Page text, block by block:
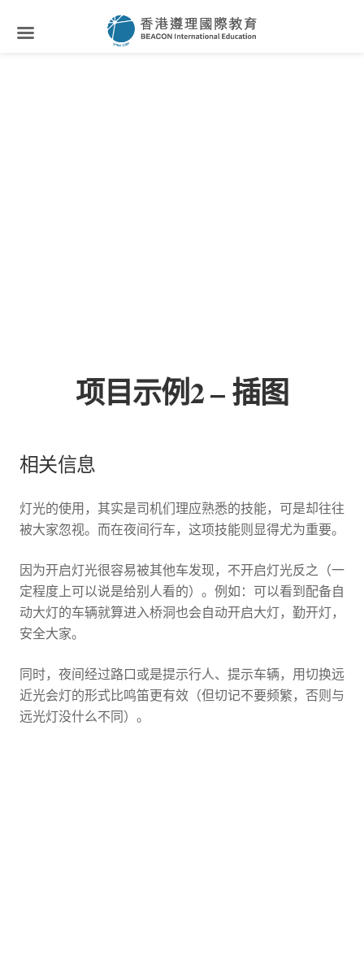
项目示例2 – 插图
相关信息
灯光的使用，其实是司机们理应熟悉的技能，可是却往往
被大家忽视。而在夜间行车，这项技能则显得尤为重要。
因为开启灯光很容易被其他车发现，不开启灯光反之（一
定程度上可以说是给别人看的）。例如：可以看到配备自
动大灯的车辆就算进入桥洞也会自动开启大灯，勤开灯，
安全大家。
同时，夜间经过路口或是提示行人、提示车辆，用切换远
近光会灯的形式比鸣笛更有效（但切记不要频繁，否则与
远光灯没什么不同）。